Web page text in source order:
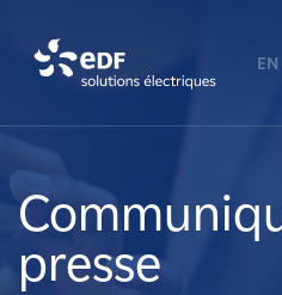
A propos de nous
Ce que nous faisons
EN
presse